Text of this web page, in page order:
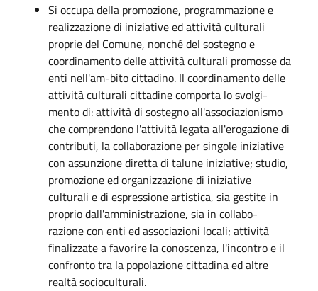
Si occupa della promozione, programmazione e
realizzazione di iniziative ed attività culturali
proprie del Comune, nonché del sostegno e
coordinamento delle attività culturali promosse da
enti nell'am-bito cittadino. Il coordinamento delle
attività culturali cittadine comporta lo svolgi-
mento di: attività di sostegno all'associazionismo
che comprendono l'attività legata all'erogazione di
contributi, la collaborazione per singole iniziative
con assunzione diretta di talune iniziative; studio,
promozione ed organizzazione di iniziative
culturali e di espressione artistica, sia gestite in
proprio dall'amministrazione, sia in collabo-
razione con enti ed associazioni locali; attività
finalizzate a favorire la conoscenza, l'incontro e il
confronto tra la popolazione cittadina ed altre
realtà socioculturali.